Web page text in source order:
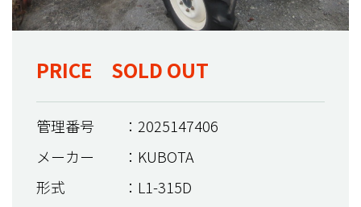
PRICE SOLD OUT
管理番号
：2025147406
メーカー
：KUBOTA
形式
：L1-315D